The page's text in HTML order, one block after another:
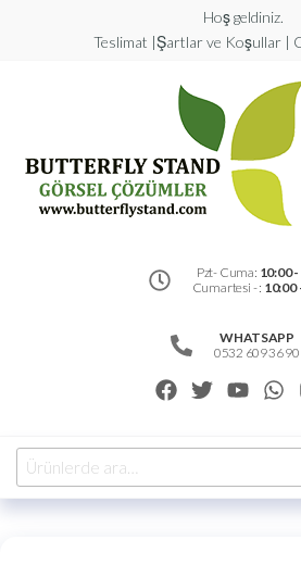
Hoş geldiniz.
Teslimat |Şartlar ve Koşullar |
Pzt- Cuma: 10:00
Cumartesi - : 10:00
WHATSAPP
0532 609 36 90